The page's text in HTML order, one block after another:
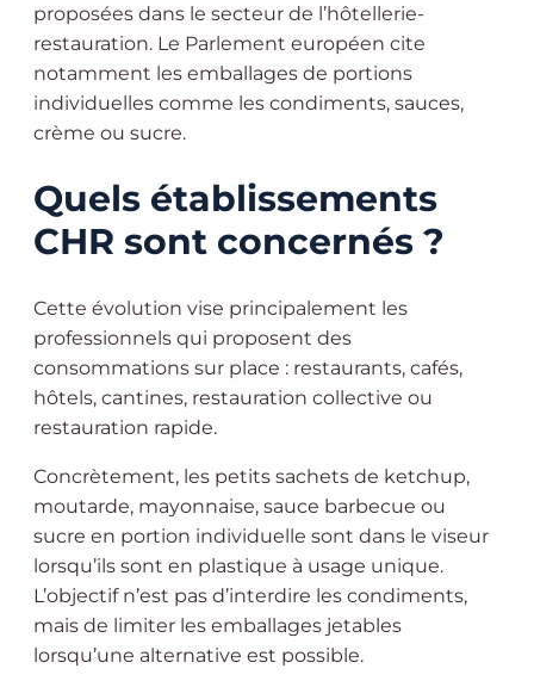
proposées dans le secteur de l’hôtellerie-
restauration. Le Parlement européen cite
notamment les emballages de portions
individuelles comme les condiments, sauces,
crème ou sucre.
Quels établissements
CHR sont concernés ?
Cette évolution vise principalement les
professionnels qui proposent des
consommations sur place : restaurants, cafés,
hôtels, cantines, restauration collective ou
restauration rapide.
Concrètement, les petits sachets de ketchup,
moutarde, mayonnaise, sauce barbecue ou
sucre en portion individuelle sont dans le viseur
lorsqu’ils sont en plastique à usage unique.
L’objectif n’est pas d’interdire les condiments,
mais de limiter les emballages jetables
lorsqu’une alternative est possible.